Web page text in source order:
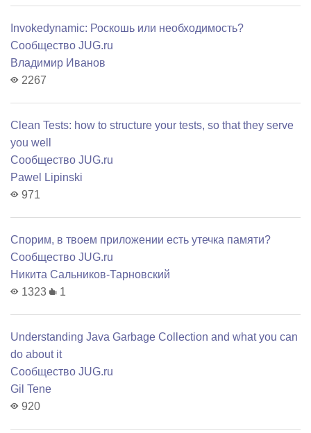
Invokedynamic: Роскошь или необходимость?
Сообщество JUG.ru
Владимир Иванов
2267
Clean Tests: how to structure your tests, so that they serve
you well
Сообщество JUG.ru
Pawel Lipinski
971
Спорим, в твоем приложении есть утечка памяти?
Сообщество JUG.ru
Никита Сальников-Тарновский
1323
1
Understanding Java Garbage Collection and what you can
do about it
Сообщество JUG.ru
Gil Tene
920